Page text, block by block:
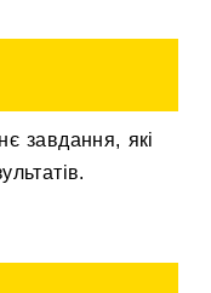
завдання, які